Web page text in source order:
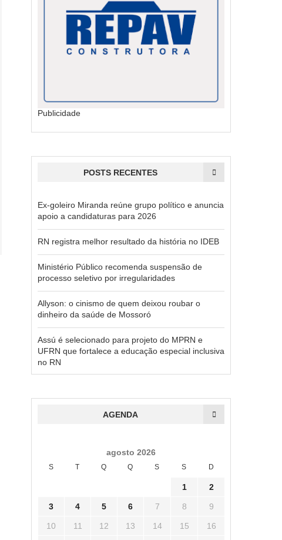
Publicidade
POSTS RECENTES
Ex-goleiro Miranda reúne grupo político e anuncia
apoio a candidaturas para 2026
RN registra melhor resultado da história no IDEB
Ministério Público recomenda suspensão de
processo seletivo por irregularidades
Allyson: o cinismo de quem deixou roubar o
dinheiro da saúde de Mossoró
Assú é selecionado para projeto do MPRN e
UFRN que fortalece a educação especial inclusiva
no RN
AGENDA
agosto 2026
S T Q Q S S D
1 2
3 4 5 6 7 8 9
10 11 12 13 14 15 16